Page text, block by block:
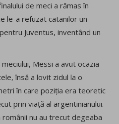
de meci a rămas în
le-a refuzat catanilor un
Juventus, inventând un
Messi a avut ocazia
însă a lovit zidul la o
în care poziția era teoretic
prin viață al argentinianului.
nu au trecut degeaba